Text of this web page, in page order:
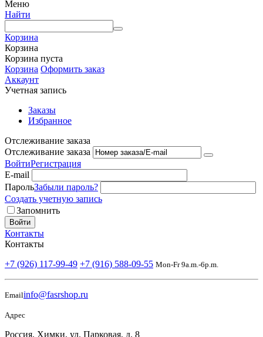
Меню
Найти
Корзина
Корзина
Корзина пуста
Корзина Оформить заказ
Аккаунт
Учетная запись
Заказы
Избранное
Отслеживание заказа
Отслеживание заказа
ВойтиРегистрация
E-mail
ПарольЗабыли пароль?
Создать учетную запись
Запомнить
Войти
Контакты
Контакты
+7 (926) 117-99-49 +7 (916) 588-09-55 Mon-Fr 9a.m.-6p.m.
Emailinfo@fasrshop.ru
Адрес
Россия, Химки, ул. Парковая, д. 8